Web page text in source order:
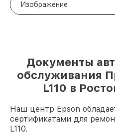
Изображение
Документы
обслуживания
L110 в
Наш центр Epson
сертификатами для
L110.